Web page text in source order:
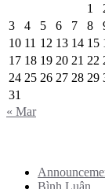
1
3
4 5 6 7 8
10 11 12 13 14 15
17 18 19 20 21 22
24 25 26 27 28 29
31
« Mar
Bình Luận